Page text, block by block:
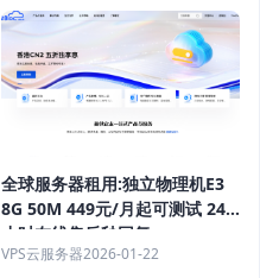
全球服务器租用:独立物理机E3
8G 50M 449元/月起可测试 24
小时在线售后秒回复
VPS云服务器2026-01-22